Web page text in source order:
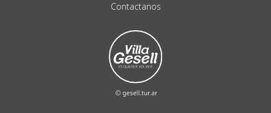
Contactanos